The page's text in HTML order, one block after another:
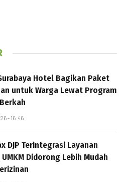
Hotel Bagikan Paket
untuk Warga Lewat Program
- 16:46
DJP Terintegrasi Layanan
UMKM Didorong Lebih Mudah